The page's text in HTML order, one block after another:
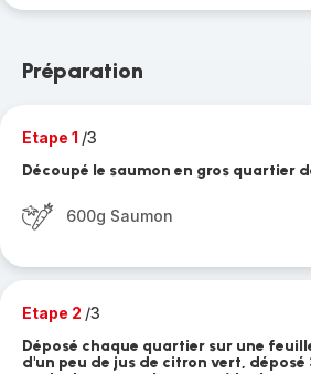
Préparation
Etape 1 /3
Découpé le saumon en gros quartier
600g Saumon
Etape 2 /3
Déposé chaque quartier sur une
d'un peu de jus de citron vert, déposé